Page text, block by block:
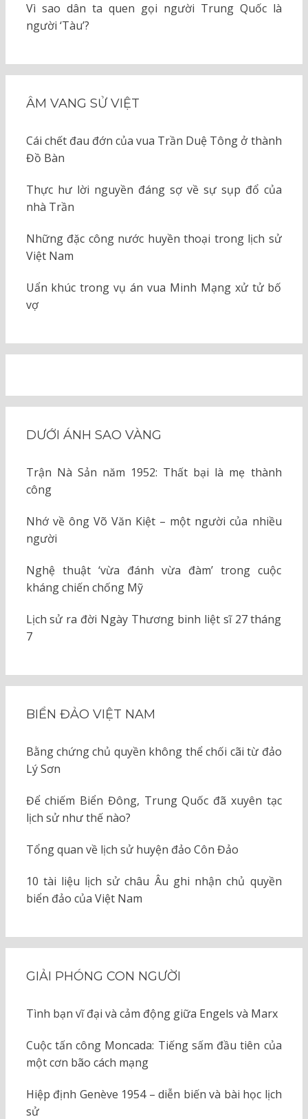
Vì sao dân ta quen gọi người Trung Quốc là
người ‘Tàu’?
ÂM VANG SỬ VIỆT
Cái chết đau đớn của vua Trần Duệ Tông ở thành
Đồ Bàn
Thực hư lời nguyền đáng sợ về sự sụp đổ của
nhà Trần
Những đặc công nước huyền thoại trong lịch sử
Việt Nam
Uẩn khúc trong vụ án vua Minh Mạng xử tử bố
vợ
DƯỚI ÁNH SAO VÀNG
Trận Nà Sản năm 1952: Thất bại là mẹ thành
công
Nhớ về ông Võ Văn Kiệt – một người của nhiều
người
Nghệ thuật ‘vừa đánh vừa đàm’ trong cuộc
kháng chiến chống Mỹ
Lịch sử ra đời Ngày Thương binh liệt sĩ 27 tháng
7
BIỂN ĐẢO VIỆT NAM
Bằng chứng chủ quyền không thể chối cãi từ đảo
Lý Sơn
Để chiếm Biển Đông, Trung Quốc đã xuyên tạc
lịch sử như thế nào?
Tổng quan về lịch sử huyện đảo Côn Đảo
10 tài liệu lịch sử châu Âu ghi nhận chủ quyền
biển đảo của Việt Nam
GIẢI PHÓNG CON NGƯỜI
Tình bạn vĩ đại và cảm động giữa Engels và Marx
Cuộc tấn công Moncada: Tiếng sấm đầu tiên của
một cơn bão cách mạng
Hiệp định Genève 1954 – diễn biến và bài học lịch
sử